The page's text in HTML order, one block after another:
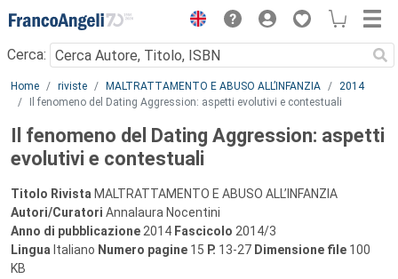
Menu
Cerca:
Main content
Home riviste MALTRATTAMENTO E ABUSO ALL’INFANZIA
2014
Il fenomeno del Dating Aggression: aspetti evolutivi e contestuali
Il fenomeno del Dating Aggression: aspetti
evolutivi e contestuali
Titolo Rivista MALTRATTAMENTO E ABUSO ALL’INFANZIA
Autori/Curatori Annalaura Nocentini
Anno di pubblicazione 2014 Fascicolo 2014/3
Lingua Italiano Numero pagine 15 P. 13-27 Dimensione file 100
KB